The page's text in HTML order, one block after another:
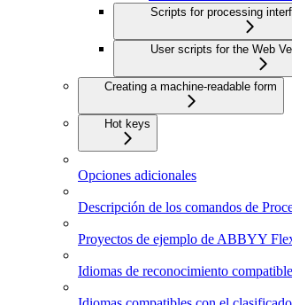
Scripts for processing
User scripts for the Web
Creating a machine-readable form
Hot keys
Opciones adicionales
Descripción de los comandos de
Proyectos de ejemplo de ABBYY
Idiomas de reconocimiento